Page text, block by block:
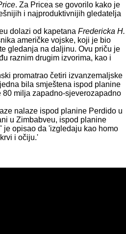
. Za Pricea se govorilo kako je
i najproduktivnijih gledatelja
dolazi od kapetana Fredericka H.
američke vojske, koji je bio
gledanja na daljinu. Ovu priču je
raznim drugim izvorima, kao i
promatrao četiri izvanzemaljske
bila smještena ispod planine
milja zapadno-sjeverozapadno
nalaze ispod planine Perdido u
u Zimbabveu, ispod planine
je opisao da 'izgledaju kao homo
i očiju.'